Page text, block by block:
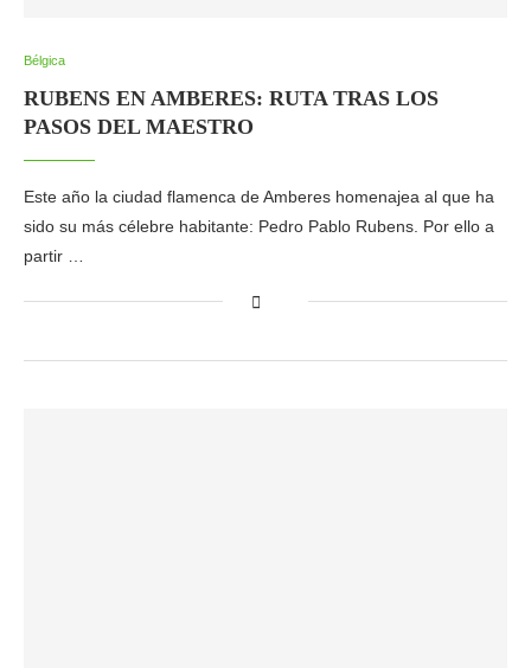
Bélgica
RUBENS EN AMBERES: RUTA TRAS LOS
PASOS DEL MAESTRO
Este año la ciudad flamenca de Amberes homenajea al que ha
sido su más célebre habitante: Pedro Pablo Rubens. Por ello a
partir …